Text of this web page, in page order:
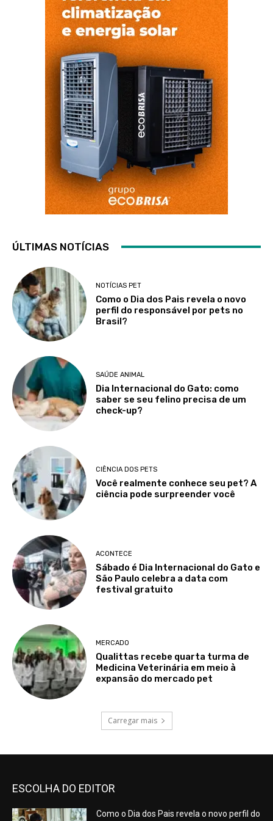
ÚLTIMAS NOTÍCIAS
NOTÍCIAS PET
Como o Dia dos Pais revela o novo
perfil do responsável por pets no
Brasil?
SAÚDE ANIMAL
Dia Internacional do Gato: como
saber se seu felino precisa de um
check-up?
CIÊNCIA DOS PETS
Você realmente conhece seu pet? A
ciência pode surpreender você
ACONTECE
Sábado é Dia Internacional do Gato e
São Paulo celebra a data com
festival gratuito
MERCADO
Qualittas recebe quarta turma de
Medicina Veterinária em meio à
expansão do mercado pet
Carregar mais
ESCOLHA DO EDITOR
Como o Dia dos Pais revela o novo perfil do